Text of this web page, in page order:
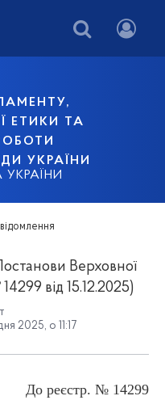
ЕТИКИ ТА
УКРАЇНИ
Верховної
від 15.12.2025)
2025, о 11:17
До реєстр. № 14299